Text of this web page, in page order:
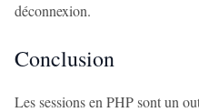
déconnexion.
Conclusion
Les sessions en PHP sont un